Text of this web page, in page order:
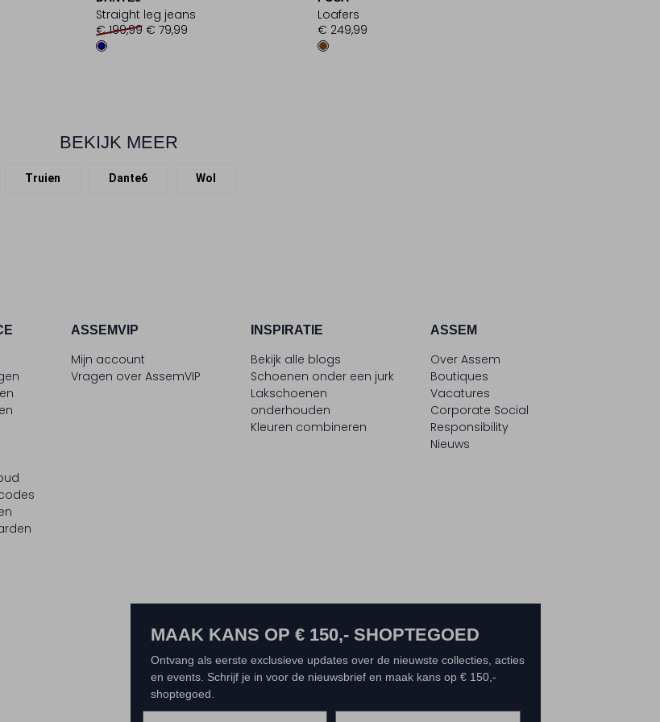
Straight leg jeans
€ 199,99 € 79,99
Loafers
€ 249,99
BEKIJK MEER
Truien Dante6 Wol
ASSEMVIP
Mijn account
Vragen over AssemVIP
INSPIRATIE
Bekijk alle blogs
Schoenen onder een jurk
Lakschoenen
onderhouden
Kleuren combineren
ASSEM
Over Assem
Boutiques
Vacatures
Corporate Social
Responsibility
Nieuws
MAAK KANS OP € 150,- SHOPTEGOED
Ontvang als eerste exclusieve updates over de nieuwste collecties, acties
en events. Schrijf je in voor de nieuwsbrief en maak kans op € 150,-
shoptegoed.